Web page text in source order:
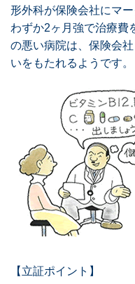
形外科が保険会社にマ
わずか2ヶ月強で治療費
の悪い病院は、保険会
いをもたれるようです。
【立証ポイント】